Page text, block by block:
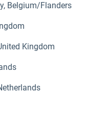
Belgium/Flanders
Kingdom